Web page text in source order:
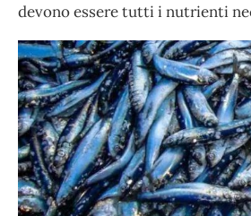
devono essere tutti i nutrienti